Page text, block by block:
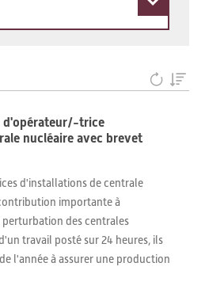
d'opérateur/-trice
nucléaire avec brevet
d'installations de centrale
importante à
des centrales
travail posté sur 24 heures, ils
l'année à assurer une production